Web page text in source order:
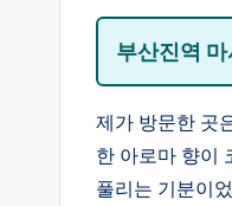
부산진역
제가 방문한 곳
한 아로마 향이
풀리는 기분이